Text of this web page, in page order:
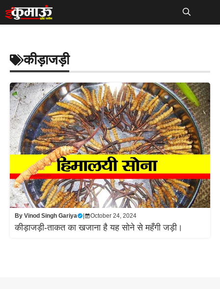
Skip
to
कीड़ाजड़ी
By Vinod Singh Gariya | October 24, 2024
कीड़ाजड़ी-ताकत का खजाना है यह सोने से महँगी जड़ी।